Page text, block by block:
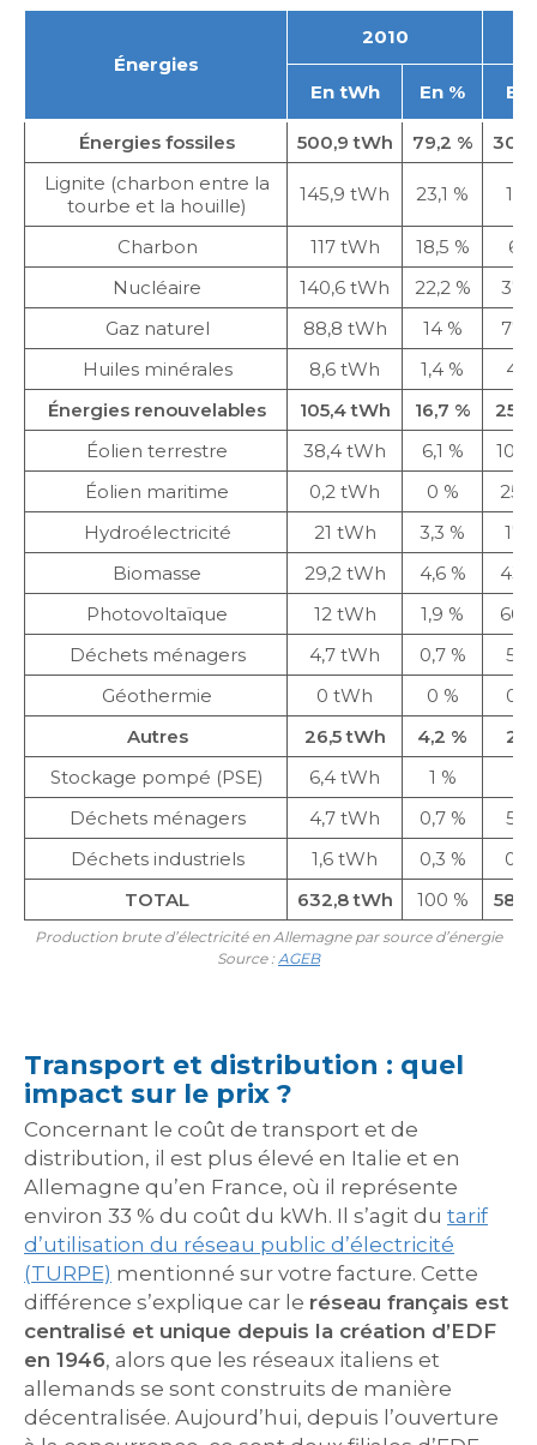
Énergies
2010
En tWh En % En
Énergies fossiles 500,9 tWh 79,2 %
Lignite (charbon entre la
tourbe et la houille)
145,9 tWh 23,1 %
Charbon 117 tWh 18,5 %
66
Nucléaire
140,6 tWh 22,2 %
Gaz naturel
88,8 tWh 14 %
Huiles minérales
8,6 tWh 1,4 %
Énergies renouvelables
105,4 tWh 16,7 %
Éolien terrestre
38,4 tWh 6,1 %
Éolien maritime
0,2 tWh 0 %
Hydroélectricité
21 tWh 3,3 %
Biomasse
29,2 tWh 4,6 %
Photovoltaïque
12 tWh 1,9 %
Déchets ménagers
4,7 tWh 0,7 %
Géothermie
0 tWh 0 %
Autres
26,5 tWh 4,2 %
24
Stockage pompé (PSE)
6,4 tWh 1 %
Déchets ménagers
4,7 tWh 0,7 %
Déchets industriels
1,6 tWh 0,3 %
TOTAL
632,8 tWh 100 %
Production brute d’électricité en Allemagne par source d’énergie
Source : AGEB
Transport et distribution : quel
impact sur le prix ?
Concernant le coût de transport et de
distribution, il est plus élevé en Italie et en
Allemagne qu’en France, où il représente
environ 33 % du coût du kWh. Il s’agit du tarif
d’utilisation du réseau public d’électricité
(TURPE) mentionné sur votre facture. Cette
différence s’explique car le réseau français est
centralisé et unique depuis la création d’EDF
en 1946, alors que les réseaux italiens et
allemands se sont construits de manière
décentralisée. Aujourd’hui, depuis l’ouverture